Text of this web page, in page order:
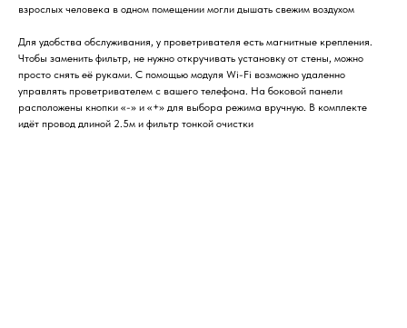
взрослых человека в одном помещении могли дышать свежим воздухом
Для удобства обслуживания, у проветривателя есть магнитные крепления.
Чтобы заменить фильтр, не нужно откручивать установку от стены, можно
просто снять её руками. С помощью модуля Wi-Fi возможно удаленно
управлять проветривателем с вашего телефона. На боковой панели
расположены кнопки «-» и «+» для выбора режима вручную. В комплекте
идёт провод длиной 2.5м и фильтр тонкой очистки